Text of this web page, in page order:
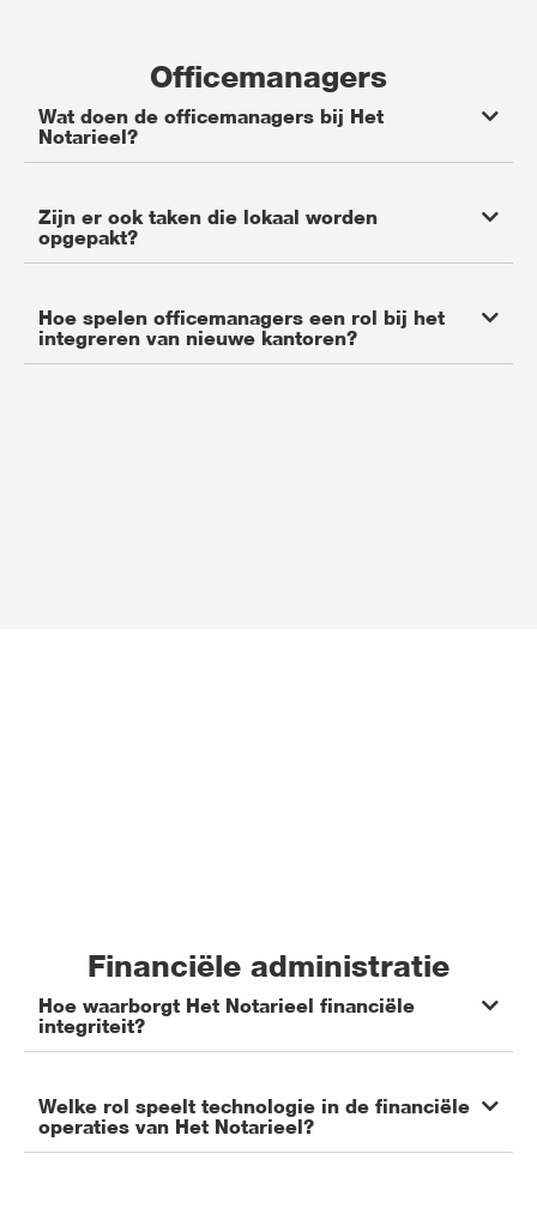
Officemanagers
Wat doen de officemanagers bij Het
Notarieel?
Zijn er ook taken die lokaal worden
opgepakt?
Hoe spelen officemanagers een rol bij het
integreren van nieuwe kantoren?
Financiële administratie​
Hoe waarborgt Het Notarieel financiële
integriteit?
Welke rol speelt technologie in de financiële
operaties van Het Notarieel?